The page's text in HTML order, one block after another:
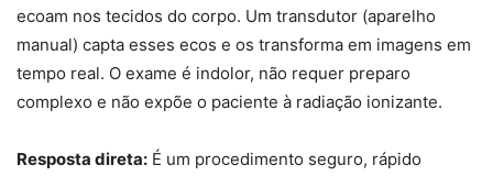
ecoam nos tecidos do corpo. Um transdutor (aparelho
manual) capta esses ecos e os transforma em imagens em
tempo real. O exame é indolor, não requer preparo
complexo e não expõe o paciente à radiação ionizante.
Resposta direta: É um procedimento seguro, rápido